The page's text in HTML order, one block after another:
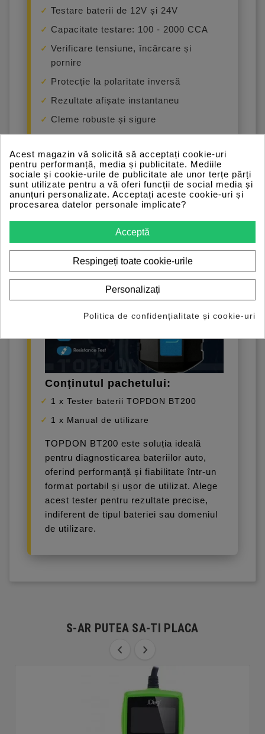
Testare baterii de 12V și 24V
Capacitate testare: 100 - 2000 CCA
Verificare tensiune, încărcare și
pornire
Protecție la polaritate inversă
Rezultate afișate instantaneu
Cleme robuste și sigure
Design compact: 178 × 33 × 7 mm
Greutate: 440 g
Interfață multilingvă
Conținutul pachetului:
1 x Tester baterii TOPDON BT200
1 x Manual de utilizare
TOPDON BT200 este soluția ideală
pentru diagnosticarea bateriilor auto,
oferind performanță și fiabilitate într-un
format portabil și ușor de utilizat. Alege
acest tester pentru rezultate precise,
indiferent de tipul bateriei sau domeniul
de utilizare.
S-AR PUTEA SA-TI PLACA
Acest magazin vă solicită să acceptați cookie-uri
pentru performanță, media și publicitate. Mediile
sociale și cookie-urile de publicitate ale unor terțe părți
sunt utilizate pentru a vă oferi funcții de social media și
anunțuri personalizate. Acceptați aceste cookie-uri și
procesarea datelor personale implicate?
Acceptă
Respingeți toate cookie-urile
Personalizați
Politica de confidențialitate și cookie-uri